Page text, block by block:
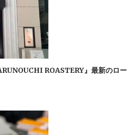
ROASTERY』最新のロー